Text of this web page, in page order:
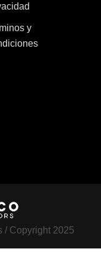
y
/ Copyright 2025